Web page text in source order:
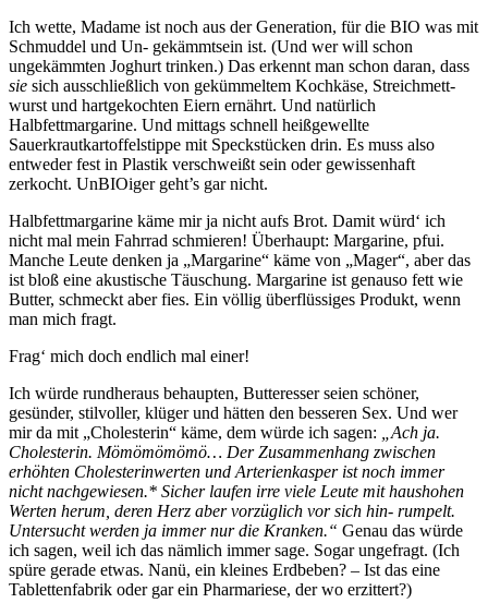
Ich wette, Madame ist noch aus der Generation, für die BIO was mit
Schmuddel und Un- gekämmtsein ist. (Und wer will schon
ungekämmten Joghurt trinken.) Das erkennt man schon daran, dass
sie sich ausschließlich von gekümmeltem Kochkäse, Streichmett-
wurst und hartgekochten Eiern ernährt. Und natürlich
Halbfettmargarine. Und mittags schnell heißgewellte
Sauerkrautkartoffelstippe mit Speckstücken drin. Es muss also
entweder fest in Plastik verschweißt sein oder gewissenhaft
zerkocht. UnBIOiger geht’s gar nicht.
Halbfettmargarine käme mir ja nicht aufs Brot. Damit würd‘ ich
nicht mal mein Fahrrad schmieren! Überhaupt: Margarine, pfui.
Manche Leute denken ja „Margarine“ käme von „Mager“, aber das
ist bloß eine akustische Täuschung. Margarine ist genauso fett wie
Butter, schmeckt aber fies. Ein völlig überflüssiges Produkt, wenn
man mich fragt.
Frag‘ mich doch endlich mal einer!
Ich würde rundheraus behaupten, Butteresser seien schöner,
gesünder, stilvoller, klüger und hätten den besseren Sex. Und wer
mir da mit „Cholesterin“ käme, dem würde ich sagen:
„Ach ja.
Cholesterin. Mömömömömö… Der Zusammenhang zwischen
erhöhten Cholesterinwerten und Arterienkasper ist noch immer
nicht nachgewiesen.* Sicher laufen irre viele Leute mit haushohen
Werten herum, deren Herz aber vorzüglich vor sich hin- rumpelt.
Untersucht werden ja immer nur die Kranken.“ Genau das würde
ich sagen, weil ich das nämlich immer sage. Sogar ungefragt. (Ich
spüre gerade etwas. Nanü, ein kleines Erdbeben? – Ist das eine
Tablettenfabrik oder gar ein Pharmariese, der wo erzittert?)